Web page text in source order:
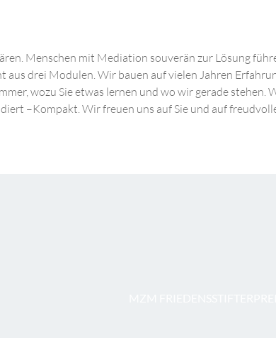
Menschen mit Mediation souverän zur Lösung
drei Modulen. Wir bauen auf vielen Jahren
wozu Sie etwas lernen und wo wir gerade
–Kompakt. Wir freuen uns auf Sie und auf